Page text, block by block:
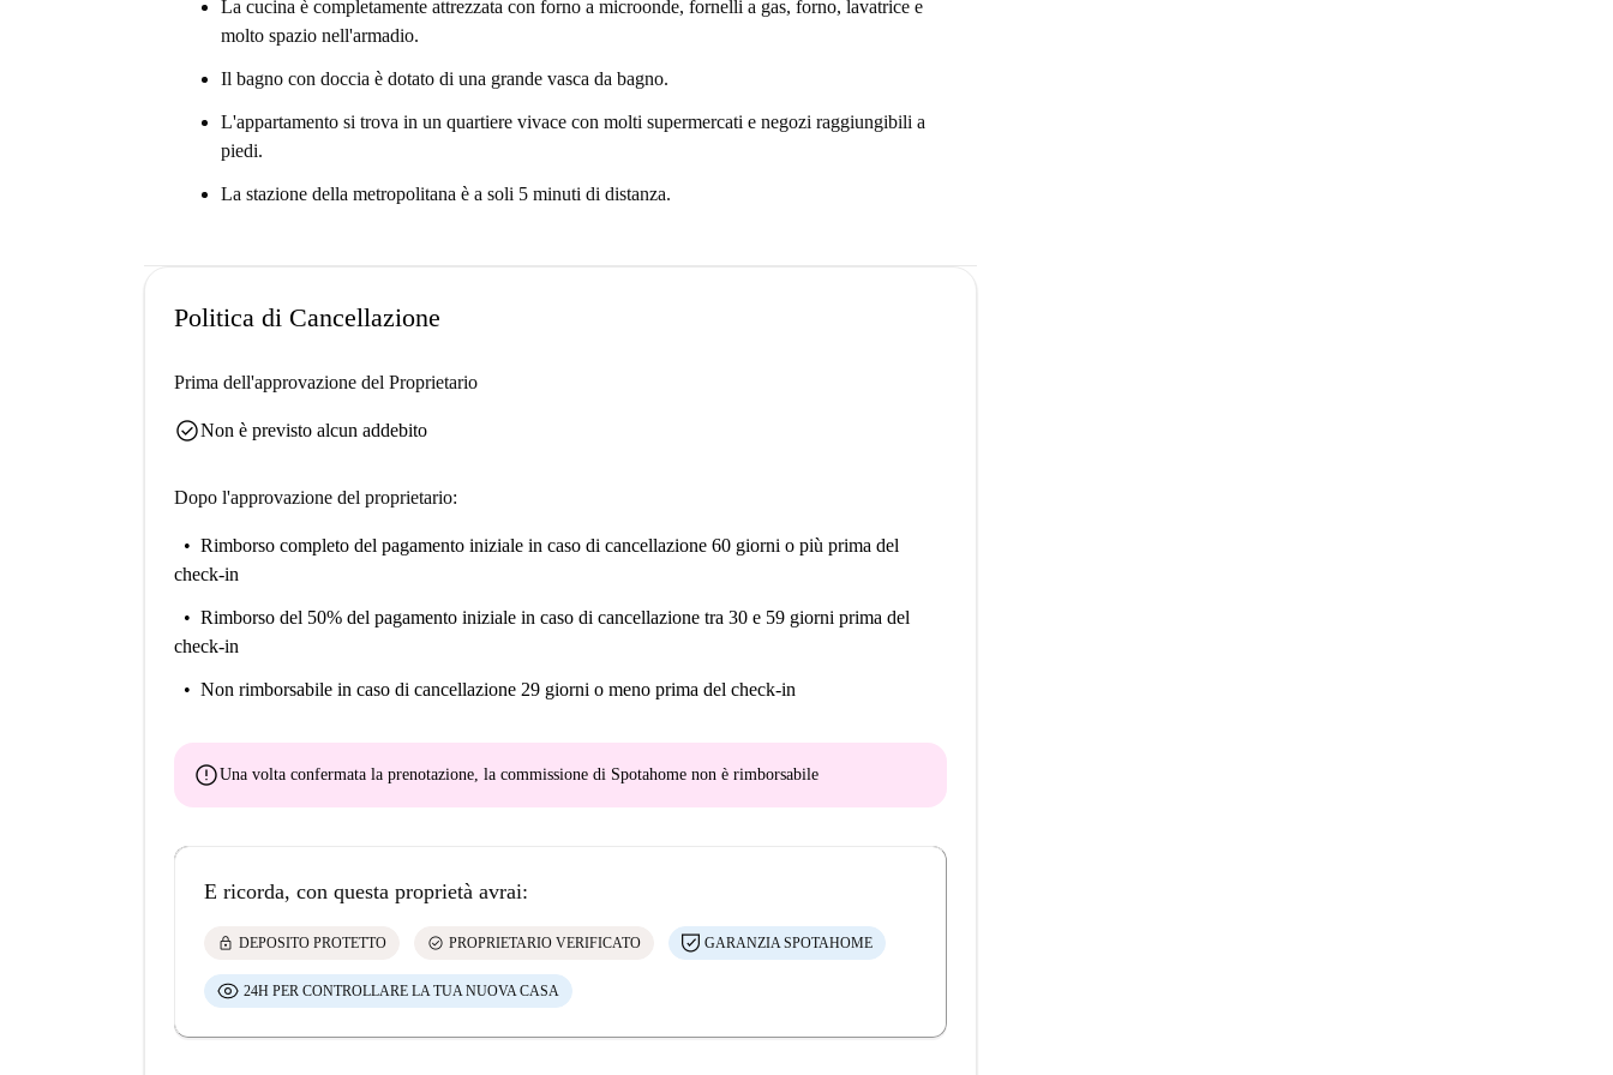
La cucina è completamente attrezzata con forno a microonde, fornelli a gas, forno, lavatrice e
molto spazio nell'armadio.
Il bagno con doccia è dotato di una grande vasca da bagno.
L'appartamento si trova in un quartiere vivace con molti supermercati e negozi raggiungibili a
piedi.
La stazione della metropolitana è a soli 5 minuti di distanza.
Politica di Cancellazione
Prima dell'approvazione del Proprietario
check_circleNon è previsto alcun addebito
Dopo l'approvazione del proprietario:
Rimborso completo del pagamento iniziale in caso di cancellazione 60 giorni o più prima del
check-in
Rimborso del 50% del pagamento iniziale in caso di cancellazione tra 30 e 59 giorni prima del
check-in
Non rimborsabile in caso di cancellazione 29 giorni o meno prima del check-in
errorUna volta confermata la prenotazione, la commissione di Spotahome non è rimborsabile
E ricorda, con questa proprietà avrai:
lock DEPOSITO PROTETTO check_circle PROPRIETARIO VERIFICATO GARANZIA SPOTAHOME
24H PER CONTROLLARE LA TUA NUOVA CASA